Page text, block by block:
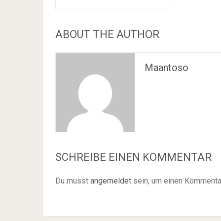
ABOUT THE AUTHOR
Maantoso
SCHREIBE EINEN KOMMENTAR
Du musst angemeldet sein, um einen